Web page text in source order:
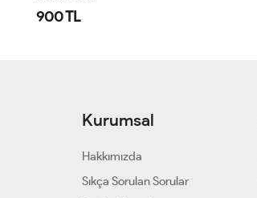
900 TL
Kurumsal
Hakkımızda
Sıkça Sorulan Sorular